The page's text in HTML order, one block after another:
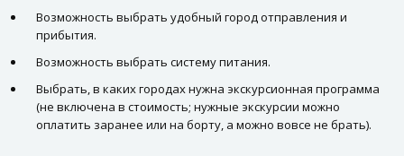
Возможность выбрать удобный город отправления и
прибытия.
Возможность выбрать систему питания.
Выбрать, в каких городах нужна экскурсионная программа
(не включена в стоимость; нужные экскурсии можно
оплатить заранее или на борту, а можно вовсе не брать).